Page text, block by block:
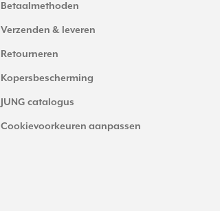
Betaalmethoden
Verzenden & leveren
Retourneren
Kopersbescherming
JUNG catalogus
Cookievoorkeuren aanpassen